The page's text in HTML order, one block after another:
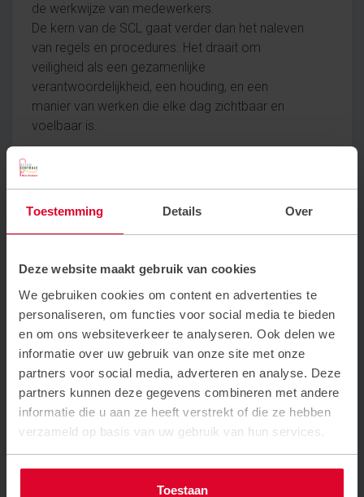
Toestemming Details Over
Deze website maakt gebruik van cookies
We gebruiken cookies om content en advertenties te
personaliseren, om functies voor social media te bieden
en om ons websiteverkeer te analyseren. Ook delen we
informatie over uw gebruik van onze site met onze
partners voor social media, adverteren en analyse. Deze
partners kunnen deze gegevens combineren met andere
informatie die u aan ze heeft verstrekt of die ze hebben
verzameld op basis van uw gebruik van hun services.
Toestaan
de werkwijze van medewerkers.
De kern van de SCL gaat verder dan het naleven
van regels en procedures. Het draait om
veiligheid als een gezamenlijke
verantwoordelijkheid, een houding, en een
manier van werken die elke dag zichtbaar en
voelbaar is.
Wat betekent trede 3 voor onze
klanten en partners?
Het behalen van trede 3 toont aan dat wij
gezond werken. Dit schept vertrouwen bij onze
betrouwbare en verantwoordelijke organisatie
Onze ambitie voor de toekomst
Trede 3 is een prachtige mijlpaal, maar het werk
stopt hier niet. We blijven ons inzetten om ons
veiligheidsbewustzijn verder te vergroten en te
iedereen.